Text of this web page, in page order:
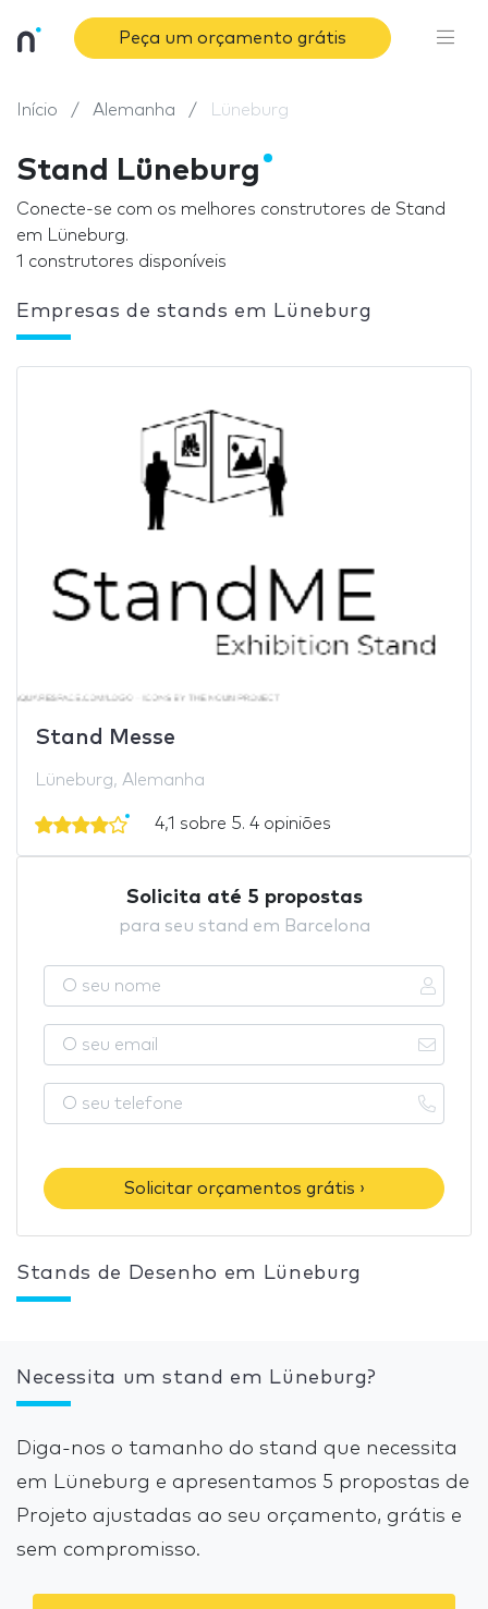
Peça um orçamento grátis
Início Alemanha Lüneburg
Stand Lüneburg
Conecte-se com os melhores construtores de Stand
em Lüneburg.
1 construtores disponíveis
Empresas de stands em Lüneburg
Stand Messe
Lüneburg, Alemanha
4,1 sobre 5. 4 opiniões
Solicita até 5 propostas
para seu stand em Barcelona
Solicitar orçamentos grátis ›
Stands de Desenho em Lüneburg
Necessita um stand em Lüneburg?
Diga-nos o tamanho do stand que necessita
em Lüneburg e apresentamos 5 propostas de
Projeto ajustadas ao seu orçamento, grátis e
sem compromisso.